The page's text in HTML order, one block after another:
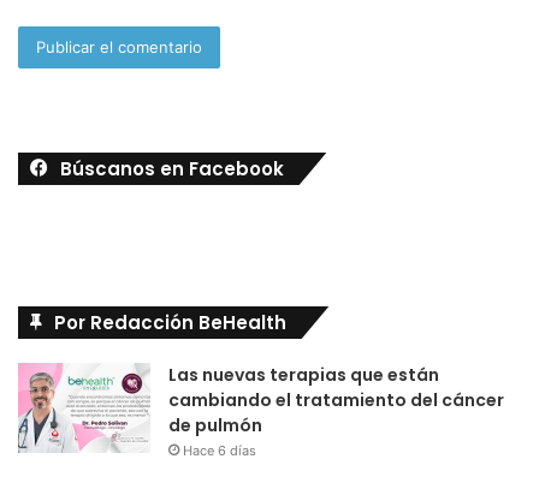
Búscanos en Facebook
Por Redacción BeHealth
Las nuevas terapias que están
cambiando el tratamiento del cáncer
de pulmón
Hace 6 días